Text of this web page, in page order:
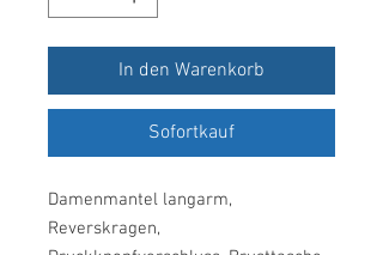
In den Warenkorb
Sofortkauf
Damenmantel langarm,
Reverskragen,